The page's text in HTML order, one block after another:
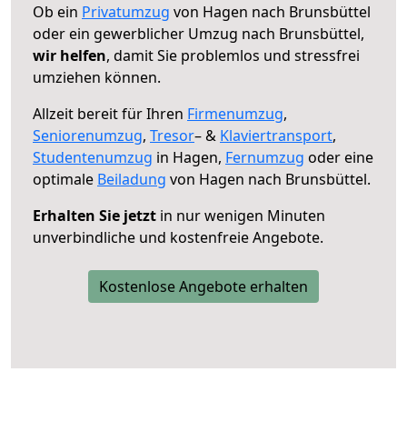
Ob ein Privatumzug von Hagen nach Brunsbüttel
oder ein gewerblicher Umzug nach Brunsbüttel,
wir helfen, damit Sie problemlos und stressfrei
umziehen können.
Allzeit bereit für Ihren Firmenumzug,
Seniorenumzug, Tresor– & Klaviertransport,
Studentenumzug in Hagen, Fernumzug oder eine
optimale Beiladung von Hagen nach Brunsbüttel.
Erhalten Sie jetzt in nur wenigen Minuten
unverbindliche und kostenfreie Angebote.
Kostenlose Angebote erhalten